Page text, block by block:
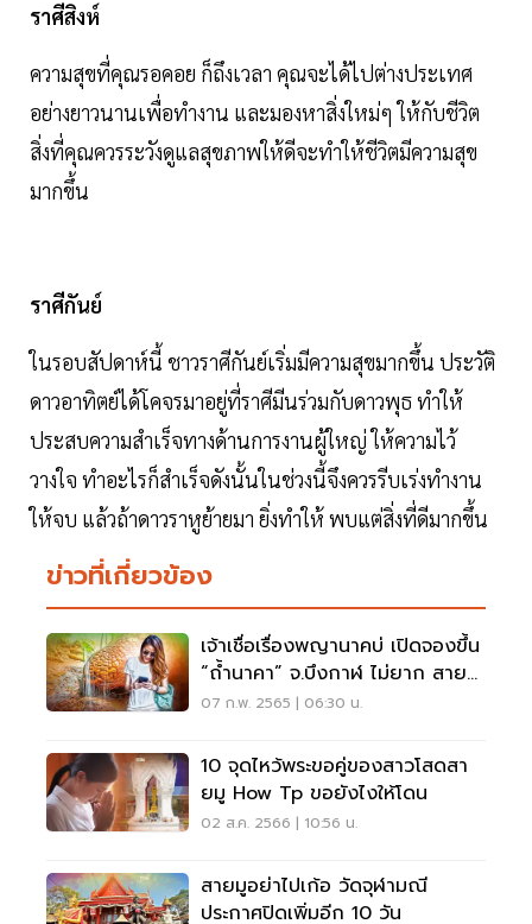
ราศีสิงห์
ความสุขที่คุณรอคอย ก็ถึงเวลา คุณจะได้ไปต่างประเทศ
อย่างยาวนานเพื่อทำงาน และมองหาสิ่งใหม่ๆ ให้กับชีวิต
สิ่งที่คุณควรระวังดูแลสุขภาพให้ดีจะทำให้ชีวิตมีความสุข
มากขึ้น
ราศีกันย์
ในรอบสัปดาห์นี้ ชาวราศีกันย์เริ่มมีความสุขมากขึ้น ประวัติ
ดาวอาทิตย์ได้โคจรมาอยู่ที่ราศีมีนร่วมกับดาวพุธ ทำให้
ประสบความสำเร็จทางด้านการงานผู้ใหญ่ ให้ความไว้
วางใจ ทำอะไรก็สำเร็จดังนั้นในช่วงนี้จึงควรรีบเร่งทำงาน
ให้จบ แล้วถ้าดาวราหูย้ายมา ยิ่งทำให้ พบแต่สิ่งที่ดีมากขึ้น
ข่าวที่เกี่ยวข้อง
เจ้าเชื่อเรื่องพญานาคบ่ เปิดจองขึ้น
“ถ้ำนาคา” จ.บึงกาฬ ไม่ยาก สายมู
ห้ามพลาด
07 ก.พ. 2565 | 06:30 น.
10 จุดไหว้พระขอคู่ของสาวโสดสา
ยมู How Tp ขอยังไงให้โดน
02 ส.ค. 2566 | 10:56 น.
สายมูอย่าไปเก้อ วัดจุฬามณี
ประกาศปิดเพิ่มอีก 10 วัน